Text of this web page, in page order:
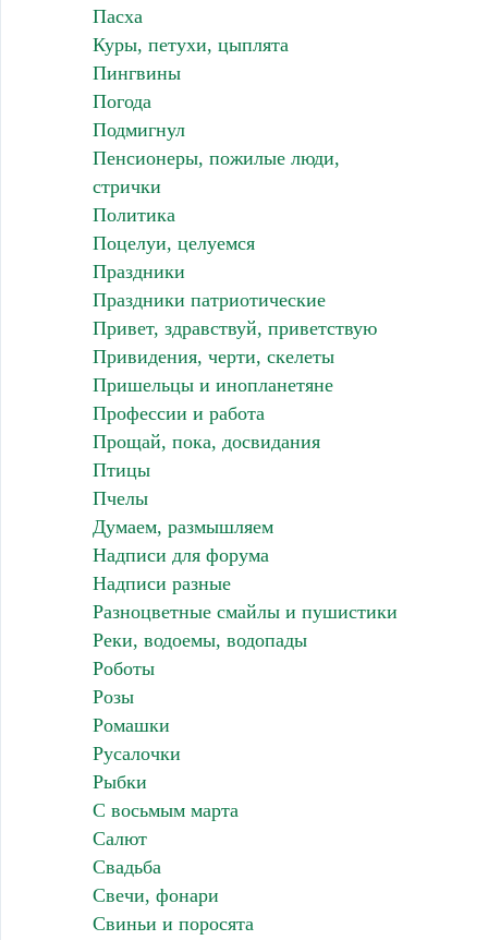
Пасха
Куры, петухи, цыплята
Пингвины
Погода
Подмигнул
Пенсионеры, пожилые люди,
стрички
Политика
Поцелуи, целуемся
Праздники
Праздники патриотические
Привет, здравствуй, приветствую
Привидения, черти, скелеты
Пришельцы и инопланетяне
Профессии и работа
Прощай, пока, досвидания
Птицы
Пчелы
Думаем, размышляем
Надписи для форума
Надписи разные
Разноцветные смайлы и пушистики
Реки, водоемы, водопады
Роботы
Розы
Ромашки
Русалочки
Рыбки
С восьмым марта
Салют
Свадьба
Свечи, фонари
Свиньи и поросята